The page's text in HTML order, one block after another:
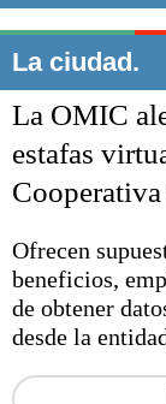
Deportes
Arte y cultura
La ciudad.
La OMIC
estafas
Ofrecen
beneficios,
de obtener
desde la